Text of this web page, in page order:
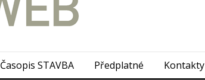
Časopis STAVBA Předplatné Kontakty